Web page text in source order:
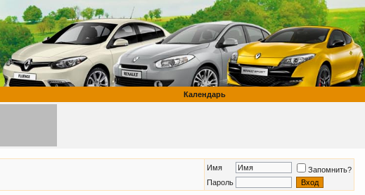
Календарь
Имя
Запомнить?
Пароль